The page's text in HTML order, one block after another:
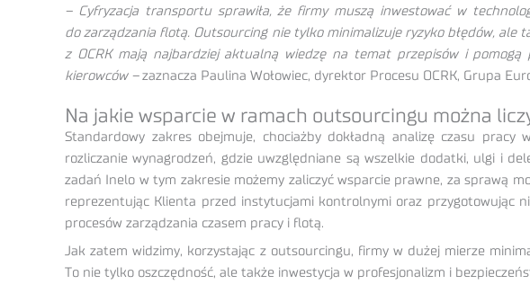
– Cyfryzacja transportu sprawiła, że firmy muszą inwestować w
do zarządzania flotą. Outsourcing nie tylko minimalizuje ryzyko błędów, ale
z OCRK mają najbardziej aktualną wiedzę na temat przepisów i pomogą
kierowców – zaznacza Paulina Wołowiec, dyrektor Procesu OCRK, Grupa
Na jakie wsparcie w ramach outsourcingu można
Standardowy zakres obejmuje, chociażby dokładną analizę czasu
rozliczanie wynagrodzeń, gdzie uwzględniane są wszelkie dodatki, ulgi i
zadań Inelo w tym zakresie możemy zaliczyć wsparcie prawne, za sprawą
reprezentując Klienta przed instytucjami kontrolnymi oraz przygotowując
procesów zarządzania czasem pracy i flotą.
Jak zatem widzimy, korzystając z outsourcingu, firmy w dużej mierze
To nie tylko oszczędność, ale także inwestycja w profesjonalizm i